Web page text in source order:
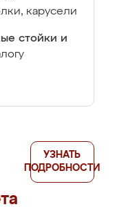
карусели
стойки и
УЗНАТЬ
ПОДРОБНОСТИ